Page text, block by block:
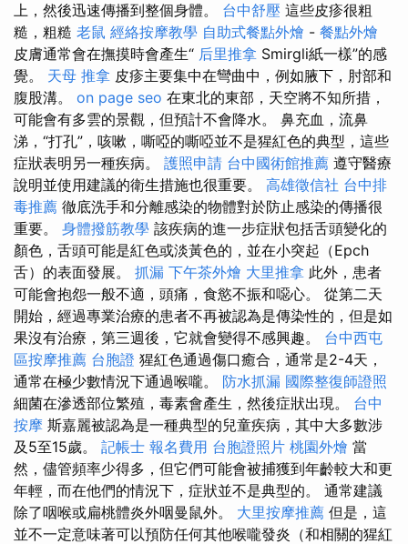
上，然後迅速傳播到整個身體。 台中舒壓 這些皮疹很粗
糙，粗糙 老鼠 經絡按摩教學 自助式餐點外燴 - 餐點外燴
皮膚通常會在撫摸時會產生“ 后里推拿 Smirgli紙一樣”的感
覺。 天母 推拿 皮疹主要集中在彎曲中，例如腋下，肘部和
腹股溝。 on page seo 在東北的東部，天空將不知所措，
可能會有多雲的景觀，但預計不會降水。 鼻充血，流鼻
涕，“打孔”，咳嗽，嘶啞的嘶啞並不是猩紅色的典型，這些
症狀表明另一種疾病。 護照申請 台中國術館推薦 遵守醫療
說明並使用建議的衛生措施也很重要。 高雄徵信社 台中排
毒推薦 徹底洗手和分離感染的物體對於防止感染的傳播很
重要。 身體撥筋教學 該疾病的進一步症狀包括舌頭變化的
顏色，舌頭可能是紅色或淡黃色的，並在小突起（Epch
舌）的表面發展。 抓漏 下午茶外燴 大里推拿 此外，患者
可能會抱怨一般不適，頭痛，食慾不振和噁心。 從第二天
開始，經過專業治療的患者不再被認為是傳染性的，但是如
果沒有治療，第三週後，它就會變得不感興趣。 台中西屯
區按摩推薦 台胞證 猩紅色通過傷口癒合，通常是2-4天，
通常在極少數情況下通過喉嚨。 防水抓漏 國際整復師證照
細菌在滲透部位繁殖，毒素會產生，然後症狀出現。 台中
按摩 斯嘉麗被認為是一種典型的兒童疾病，其中大多數涉
及5至15歲。 記帳士 報名費用 台胞證照片 桃園外燴 當
然，儘管頻率少得多，但它們可能會被捕獲到年齡較大和更
年輕，而在他們的情況下，症狀並不是典型的。 通常建議
除了咽喉或扁桃體炎外咽曼鼠外。 大里按摩推薦 但是，這
並不一定意味著可以預防任何其他喉嚨發炎（和相關的猩紅